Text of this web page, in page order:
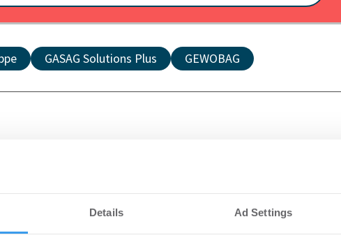
Details Ad Settings
GASAG Solutions Plus GEWOBAG
interessieren